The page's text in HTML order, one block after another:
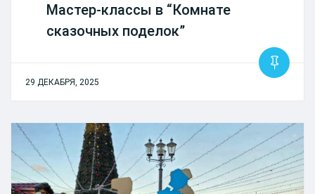
Мастер-классы в “Комнате
сказочных поделок”
29 ДЕКАБРЯ, 2025